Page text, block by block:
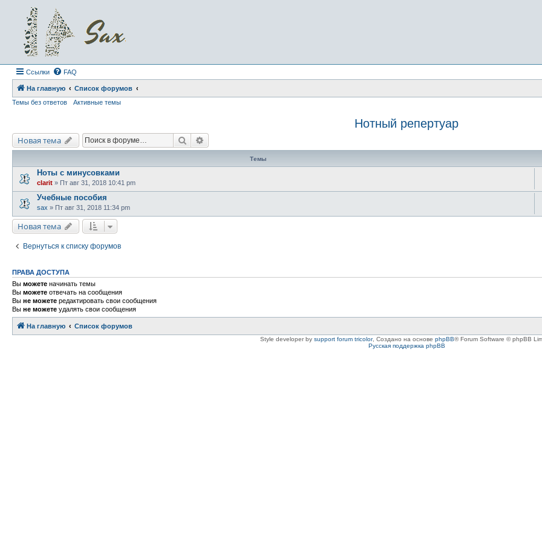
Ссылки FAQ
На главную
Список форумов
Темы без ответов
Активные темы
Нотный репертуар
Новая тема Поиск
Темы
Ноты с минусовками
clarit » Пт авг 31, 2018 10:41 pm
Учебные пособия
sax » Пт авг 31, 2018 11:34 pm
Новая тема
Вернуться к списку форумов
ПРАВА ДОСТУПА
Вы можете начинать темы
Вы можете отвечать на сообщения
Вы не можете редактировать свои сообщения
Вы не можете удалять свои сообщения
На главную Список форумов
Style developer by support forum tricolor, Создано на основе phpBB® Forum Software © phpBB
Русская поддержка phpBB